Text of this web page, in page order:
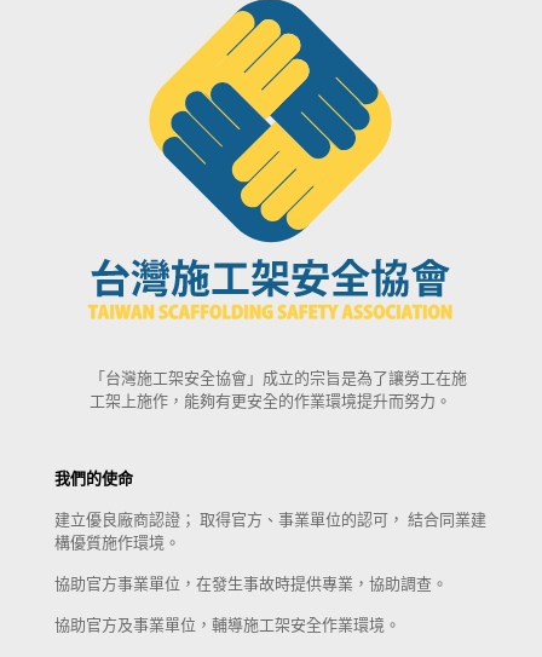
「台灣施工架安全協會」成立的宗旨是為了讓勞工在施
工架上施作，能夠有更安全的作業環境提升而努力。
我們的使命
建立優良廠商認證； 取得官方、事業單位的認可， 結合同業建
構優質施作環境。
協助官方事業單位，在發生事故時提供專業，協助調查。
協助官方及事業單位，輔導施工架安全作業環境。